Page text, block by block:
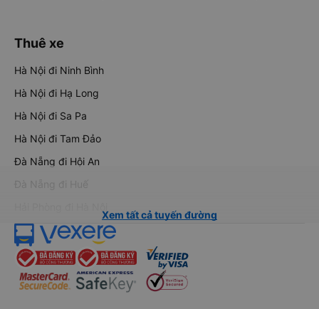
Thuê xe
Hà Nội đi Ninh Bình
Hà Nội đi Hạ Long
Hà Nội đi Sa Pa
Hà Nội đi Tam Đảo
Đà Nẵng đi Hội An
Đà Nẵng đi Huế
Xem tất cả tuyến đường